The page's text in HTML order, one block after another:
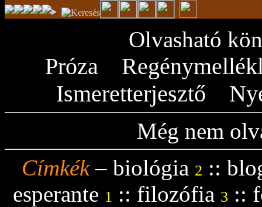
Olvasható
Próza
Ismeretterjesztő
Még nem
Címkék– biológia 2 ::
esperante 1 :: filozófia 3 ::